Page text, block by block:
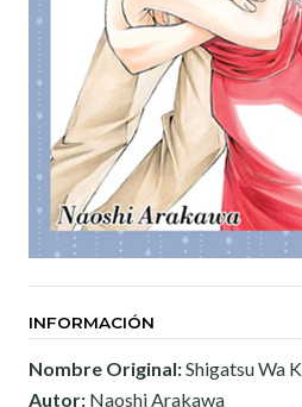
INFORMACIÓN
Nombre Original:Shigatsu Wa
Autor: Naoshi Arakawa